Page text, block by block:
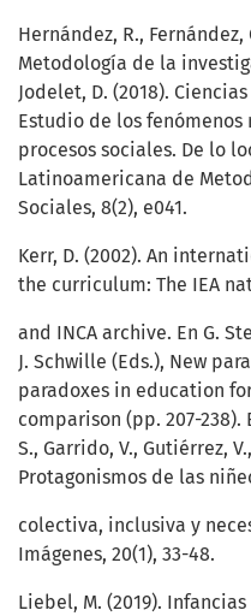
Hernández, R., Fernández,
Metodología de la
Jodelet, D. (2018).
Estudio de los
procesos sociales. De lo
Latinoamericana de
Sociales, 8(2), e041.
Kerr, D. (2002). An
the curriculum: The IEA
and INCA archive. En G.
J. Schwille (Eds.), New
paradoxes in education
comparison (pp. 207-
S., Garrido, V., Gutiérrez,
Protagonismos de las
colectiva, inclusiva y
Imágenes, 20(1), 33-48.
Liebel, M. (2019).